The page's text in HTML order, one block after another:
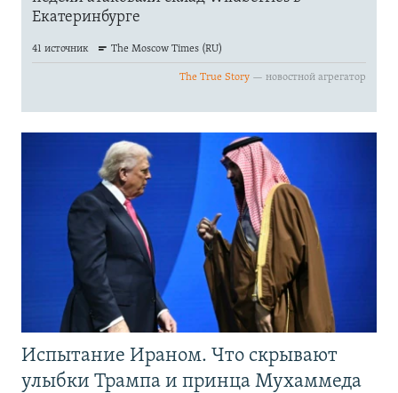
Испытание Ираном. Что скрывают
улыбки Трампа и принца Мухаммеда